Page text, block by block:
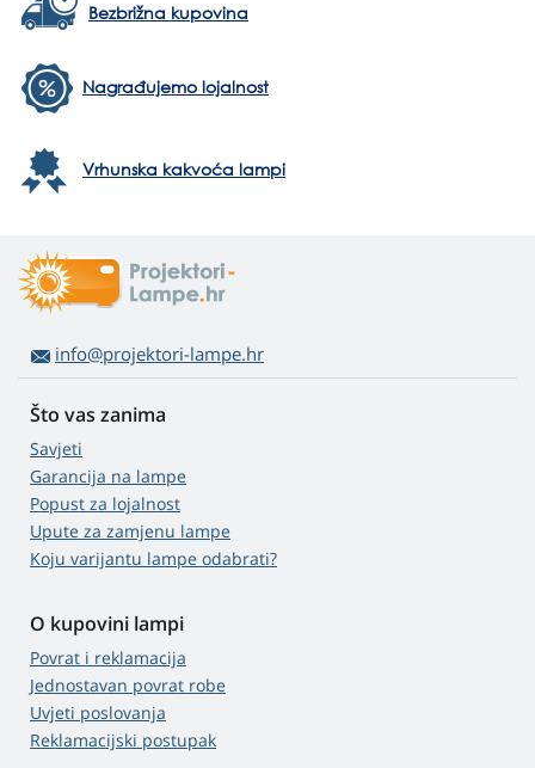
Bezbrižna kupovina
Nagrađujemo lojalnost
Vrhunska kakvoća lampi
info@projektori-lampe.hr
Što vas zanima
Savjeti
Garancija na lampe
Popust za lojalnost
Upute za zamjenu lampe
Koju varijantu lampe odabrati?
O kupovini lampi
Povrat i reklamacija
Jednostavan povrat robe
Uvjeti poslovanja
Reklamacijski postupak